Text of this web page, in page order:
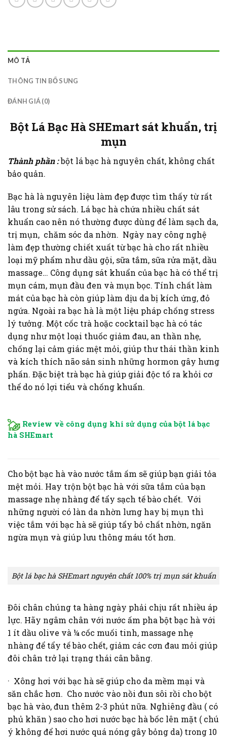
MÔ TẢ
THÔNG TIN BỔ SUNG
ĐÁNH GIÁ (0)
Bột Lá Bạc Hà SHEmart sát khuẩn, trị
mụn
Thành phần :bột lá bạc hà nguyên chất, không chất
bảo quản.
Bạc hà là nguyên liệu làm đẹp được tìm thấy từ rất
lâu trong sử sách. Lá bạc hà chứa nhiều chất sát
khuẩn cao nên nó thường được dùng để làm sạch da,
trị mụn, chăm sóc da nhờn. Ngày nay công nghệ
làm đẹp thường chiết xuất từ bạc hà cho rất nhiều
loại mỹ phẩm như dầu gội, sữa tắm, sữa rửa mặt, dầu
massage… Công dụng sát khuẩn của bạc hà có thể trị
mụn cám, mụn đầu đen và mụn bọc. Tính chất làm
mát của bạc hà còn giúp làm dịu da bị kích ứng, đỏ
ngứa. Ngoài ra bạc hà là một liệu pháp chống stress
lý tưởng. Một cốc trà hoặc cocktail bạc hà có tác
dụng như một loại thuốc giảm đau, an thần nhẹ,
chống lại cảm giác mệt mỏi, giúp thư thái thần kinh
và kích thích não sản sinh những hormon gây hưng
phấn. Đặc biệt trà bạc hà giúp giải độc tố ra khỏi cơ
thể do nó lợi tiểu và chống khuẩn.
Review về công dụng khi sử dụng của bột lá bạc
hà SHEmart
Cho bột bạc hà vào nước tắm ấm sẽ giúp bạn giải tỏa
mệt mỏi. Hay trộn bột bạc hà với sữa tắm của bạn
massage nhẹ nhàng để tẩy sạch tế bào chết. Với
những người có làn da nhờn lưng hay bị mụn thì
việc tắm với bạc hà sẽ giúp tẩy bỏ chất nhờn, ngăn
ngừa mụn và giúp lưu thông máu tốt hơn.
Bột lá bạc hà SHEmart nguyên chất 100% trị mụn sát khuẩn
Đôi chân chúng ta hàng ngày phải chịu rất nhiều áp
lực. Hãy ngâm chân với nước ấm pha bột bạc hà với
1 ít dầu olive và ¼ cốc muối tinh, massage nhẹ
nhàng để tẩy tế bào chết, giảm các cơn đau mỏi giúp
đôi chân trở lại trạng thái cân bằng.
· Xông hơi với bạc hà sẽ giúp cho da mềm mại và
săn chắc hơn. Cho nước vào nồi đun sôi rồi cho bột
bạc hà vào, đun thêm 2-3 phút nữa. Nghiêng đầu ( có
phủ khăn ) sao cho hơi nước bạc hà bốc lên mặt ( chú
ý không để hơi nước quá nóng gây bỏng da) trong 10